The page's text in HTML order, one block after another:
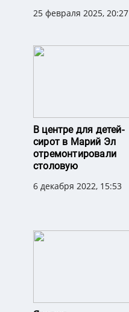
25 февраля 2025, 20:27
В центре для детей-
сирот в Марий Эл
отремонтировали
столовую
6 декабря 2022, 15:53